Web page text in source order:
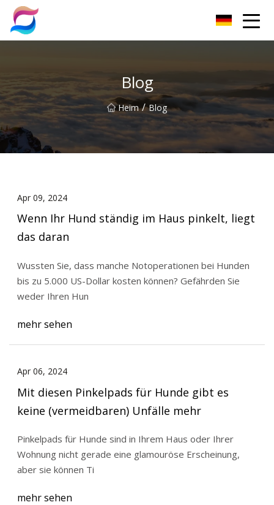
Blog
Heim / Blog
Apr 09, 2024
Wenn Ihr Hund ständig im Haus pinkelt, liegt
das daran
Wussten Sie, dass manche Notoperationen bei Hunden
bis zu 5.000 US-Dollar kosten können? Gefährden Sie
weder Ihren Hun
mehr sehen
Apr 06, 2024
Mit diesen Pinkelpads für Hunde gibt es
keine (vermeidbaren) Unfälle mehr
Pinkelpads für Hunde sind in Ihrem Haus oder Ihrer
Wohnung nicht gerade eine glamouröse Erscheinung,
aber sie können Ti
mehr sehen